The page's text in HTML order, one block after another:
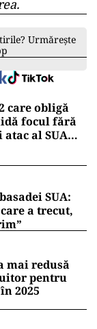
Urmărește
care obligă
focul fără
al SUA
SUA:
a trecut,
mai redusă
pentru
2025